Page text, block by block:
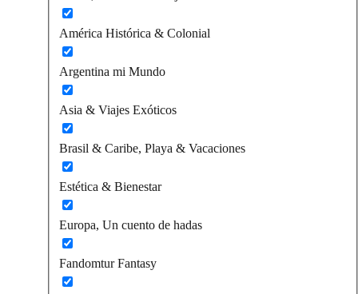
América Histórica & Colonial
Argentina mi Mundo
Asia & Viajes Exóticos
Brasil & Caribe, Playa & Vacaciones
Estética & Bienestar
Europa, Un cuento de hadas
Fandomtur Fantasy